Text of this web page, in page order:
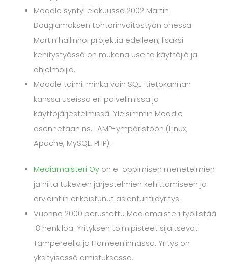
Moodle syntyi elokuussa 2002 Martin
Dougiamaksen tohtorinväitöstyön ohessa.
Martin hallinnoi projektia edelleen, lisäksi
kehitystyössä on mukana useita käyttäjiä ja
ohjelmoijia.
Moodle toimii minkä vain SQL-tietokannan
kanssa useissa eri palvelimissa ja
käyttöjärjestelmissä. Yleisimmin Moodle
asennetaan ns. LAMP-ympäristöön (Linux,
Apache, MySQL, PHP).
Mediamaisteri Oy on e-oppimisen menetelmien
ja niitä tukevien järjestelmien kehittämiseen ja
arviointiin erikoistunut asiantuntijayritys.
Vuonna 2000 perustettu Mediamaisteri työllistää
18 henkilöä. Yrityksen toimipisteet sijaitsevat
Tampereella ja Hämeenlinnassa. Yritys on
yksityisessä omistuksessa.